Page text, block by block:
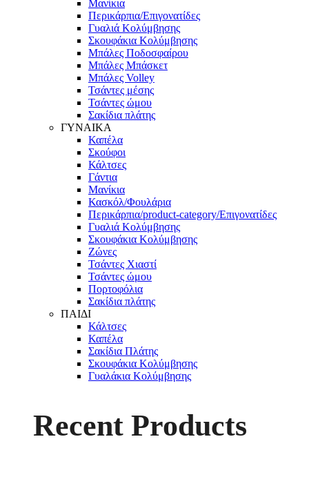
Μανίκια
Περικάρπια/Επιγονατίδες
Γυαλιά Κολύμβησης
Σκουφάκια Κολύμβησης
Μπάλες Ποδοσφαίρου
Μπάλες Μπάσκετ
Μπάλες Volley
Τσάντες μέσης
Τσάντες ώμου
Σακίδια πλάτης
ΓΥΝΑΙΚΑ
Καπέλα
Σκούφοι
Κάλτσες
Γάντια
Μανίκια
Κασκόλ/Φουλάρια
Περικάρπια/product-category/Επιγονατίδες
Γυαλιά Κολύμβησης
Σκουφάκια Κολύμβησης
Ζώνες
Τσάντες Χιαστί
Τσάντες ώμου
Πορτοφόλια
Σακίδια πλάτης
ΠΑΙΔΙ
Κάλτσες
Καπέλα
Σακίδια Πλάτης
Σκουφάκια Κολύμβησης
Γυαλάκια Κολύμβησης
Recent Products